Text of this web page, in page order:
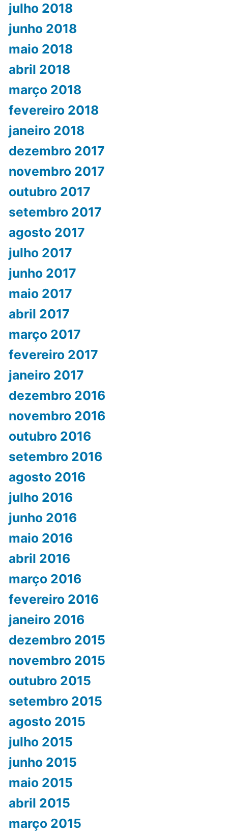
julho 2018
junho 2018
maio 2018
abril 2018
março 2018
fevereiro 2018
janeiro 2018
dezembro 2017
novembro 2017
outubro 2017
setembro 2017
agosto 2017
julho 2017
junho 2017
maio 2017
abril 2017
março 2017
fevereiro 2017
janeiro 2017
dezembro 2016
novembro 2016
outubro 2016
setembro 2016
agosto 2016
julho 2016
junho 2016
maio 2016
abril 2016
março 2016
fevereiro 2016
janeiro 2016
dezembro 2015
novembro 2015
outubro 2015
setembro 2015
agosto 2015
julho 2015
junho 2015
maio 2015
abril 2015
março 2015